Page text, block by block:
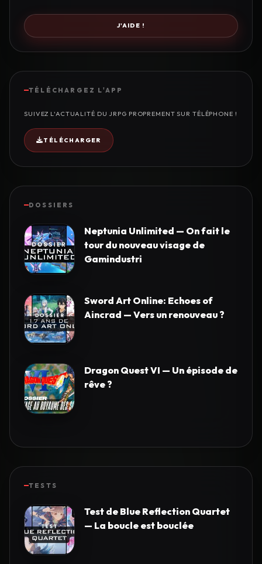
J'AIDE !
TÉLÉCHARGEZ L'APP
SUIVEZ L'ACTUALITÉ DU JRPG PROPREMENT SUR TÉLÉPHONE !
TÉLÉCHARGER
DOSSIERS
Neptunia Unlimited — On fait le
tour du nouveau visage de
Gamindustri
Sword Art Online: Echoes of
Aincrad — Vers un renouveau ?
Dragon Quest VI — Un épisode de
rêve ?
TESTS
Test de Blue Reflection Quartet
— La boucle est bouclée